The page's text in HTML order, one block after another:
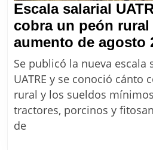
Escala salarial
cobra un peón rural
aumento de agosto
Se publicó la nueva escala
UATRE y se conoció cánto
rural y los sueldos
tractores, porcinos y
de